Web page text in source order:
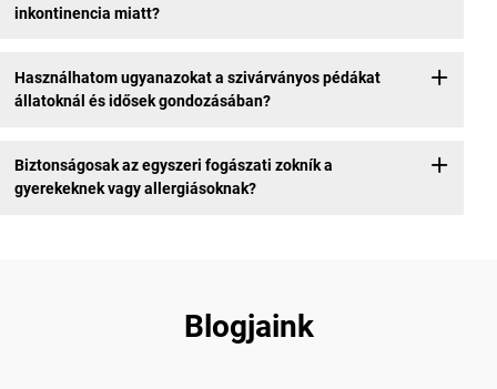
inkontinencia miatt?
Használhatom ugyanazokat a szivárványos pédákat
állatoknál és idősek gondozásában?
Biztonságosak az egyszeri fogászati zokník a
gyerekeknek vagy allergiásoknak?
Blogjaink